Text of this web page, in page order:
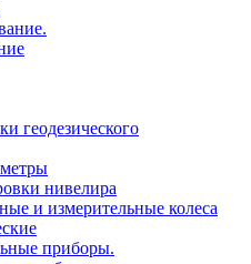
геодезического
нивелира
и измерительные колеса